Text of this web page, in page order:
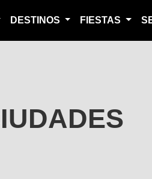
DESTINOS FIESTAS